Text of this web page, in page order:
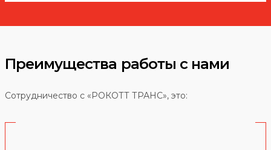
Преимущества работы с нами
Сотрудничество с «РОКОТТ ТРАНС», это: